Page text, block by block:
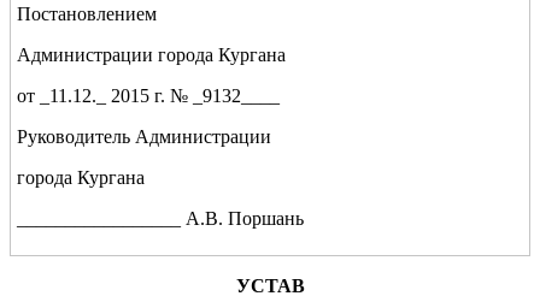
Постановлением
Администрации города Кургана
от _11.12._ 2015 г. № _9132____
Руководитель Администрации
города Кургана
_________________ А.В. Поршань
УСТАВ